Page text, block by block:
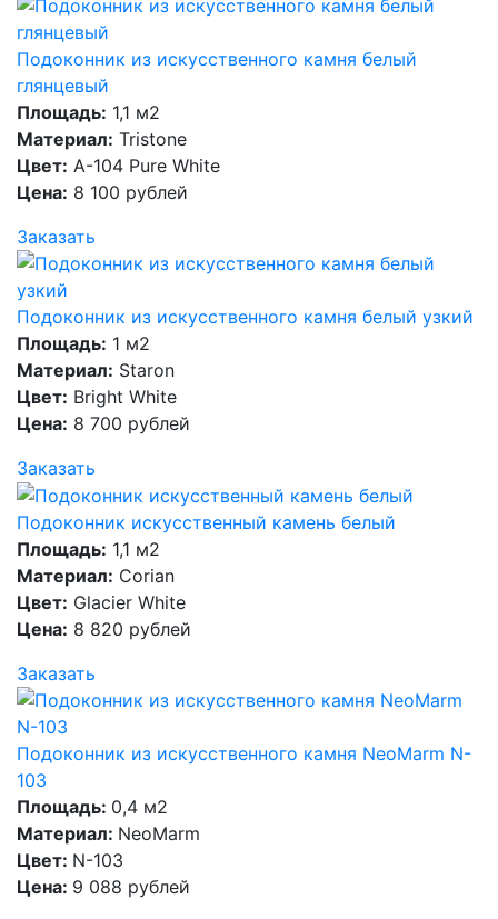
Подоконник из искусственного камня белый
глянцевый
Площадь: 1,1 м2
Материал: Tristone
Цвет: А-104 Pure White
Цена: 8 100 рублей
Заказать
Подоконник из искусственного камня белый узкий
Площадь: 1 м2
Материал: Staron
Цвет: Bright White
Цена: 8 700 рублей
Заказать
Подоконник искусственный камень белый
Площадь: 1,1 м2
Материал: Corian
Цвет: Glacier White
Цена: 8 820 рублей
Заказать
Подоконник из искусственного камня NeoMarm N-
103
Площадь: 0,4 м2
Материал: NeoMarm
Цвет: N-103
Цена: 9 088 рублей